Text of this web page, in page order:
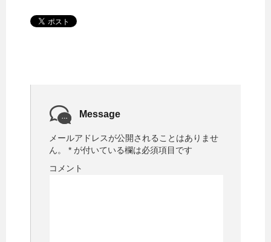
Message
メールアドレスが公開されることはありませ
ん。
* が付いている欄は必須項目です
コメント